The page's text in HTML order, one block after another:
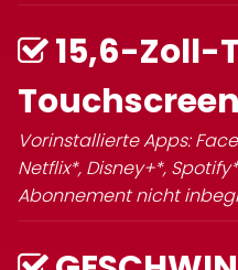
15,6-Zoll-
Touchscreen
Vorinstallierte Apps:
Netflix*, Disney+*,
Abonnement nicht